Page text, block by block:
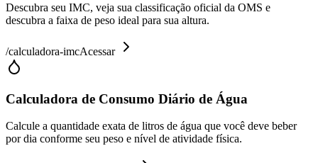
Descubra seu IMC, veja sua classificação oficial da OMS e
descubra a faixa de peso ideal para sua altura.
/calculadora-imcAcessar
Calculadora de Consumo Diário de Água
Calcule a quantidade exata de litros de água que você deve beber
por dia conforme seu peso e nível de atividade física.